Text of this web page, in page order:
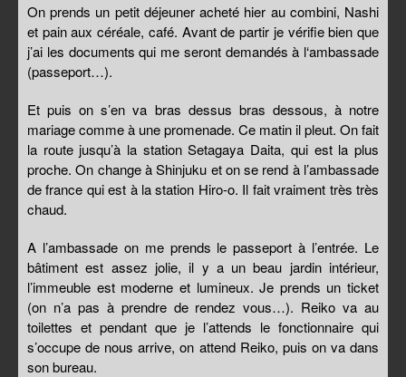
On prends un petit déjeuner acheté hier au combini, Nashi
et pain aux céréale, café. Avant de partir je vérifie bien que
j’ai les documents qui me seront demandés à l‘ambassade
(passeport…).
Et puis on s’en va bras dessus bras dessous, à notre
mariage comme à une promenade. Ce matin il pleut. On fait
la route jusqu’à la station Setagaya Daita, qui est la plus
proche. On change à Shinjuku et on se rend à l’ambassade
de france qui est à la station Hiro-o. Il fait vraiment très très
chaud.
A l’ambassade on me prends le passeport à l’entrée. Le
bâtiment est assez jolie, il y a un beau jardin intérieur,
l’immeuble est moderne et lumineux. Je prends un ticket
(on n’a pas à prendre de rendez vous…). Reiko va au
toilettes et pendant que je l’attends le fonctionnaire qui
s’occupe de nous arrive, on attend Reiko, puis on va dans
son bureau.